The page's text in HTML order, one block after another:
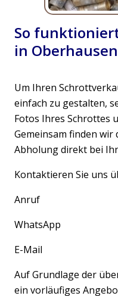
So
in
Um Ihren
einfach zu gestalten,
Fotos Ihres Schrottes
Gemeinsam finden
Abholung direkt bei
Kontaktieren Sie uns
Anruf
WhatsApp
E-Mail
Auf Grundlage der
ein vorläufiges